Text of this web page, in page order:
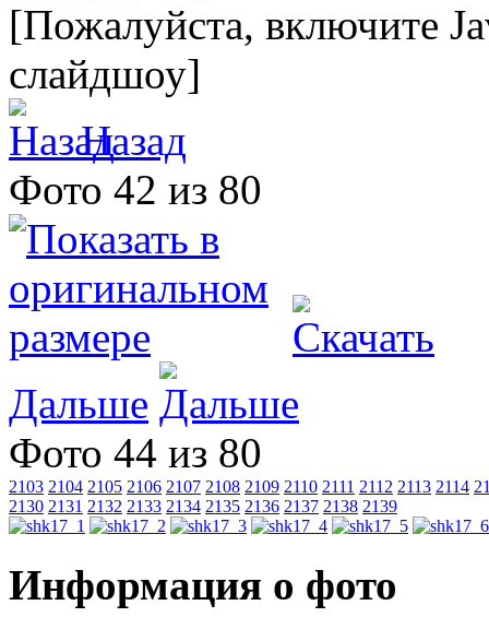
[Пожалуйста, включите
слайдшоу]
Назад
Фото 42 из 80
Дальше
Фото 44 из 80
2103 2104 2105 2106 2107 2108 2109 2110 2111 2112 2113 2114
2130 2131 2132 2133 2134 2135 2136 2137 2138 2139
Информация о фото